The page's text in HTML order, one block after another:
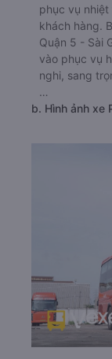
phục vụ
khách hàng.
Quận 5 - Sài
vào phục vụ
nghi, sang
…
b. Hình ảnh xe